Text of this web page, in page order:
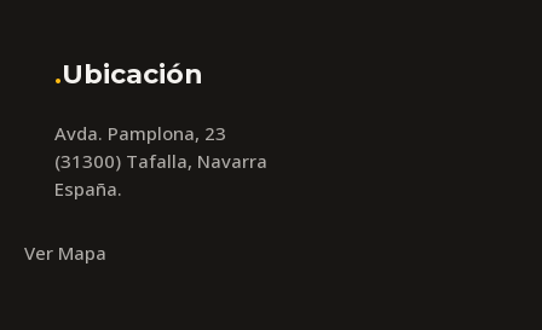
.Ubicación
Avda. Pamplona, 23
(31300) Tafalla, Navarra
España.
Ver Mapa